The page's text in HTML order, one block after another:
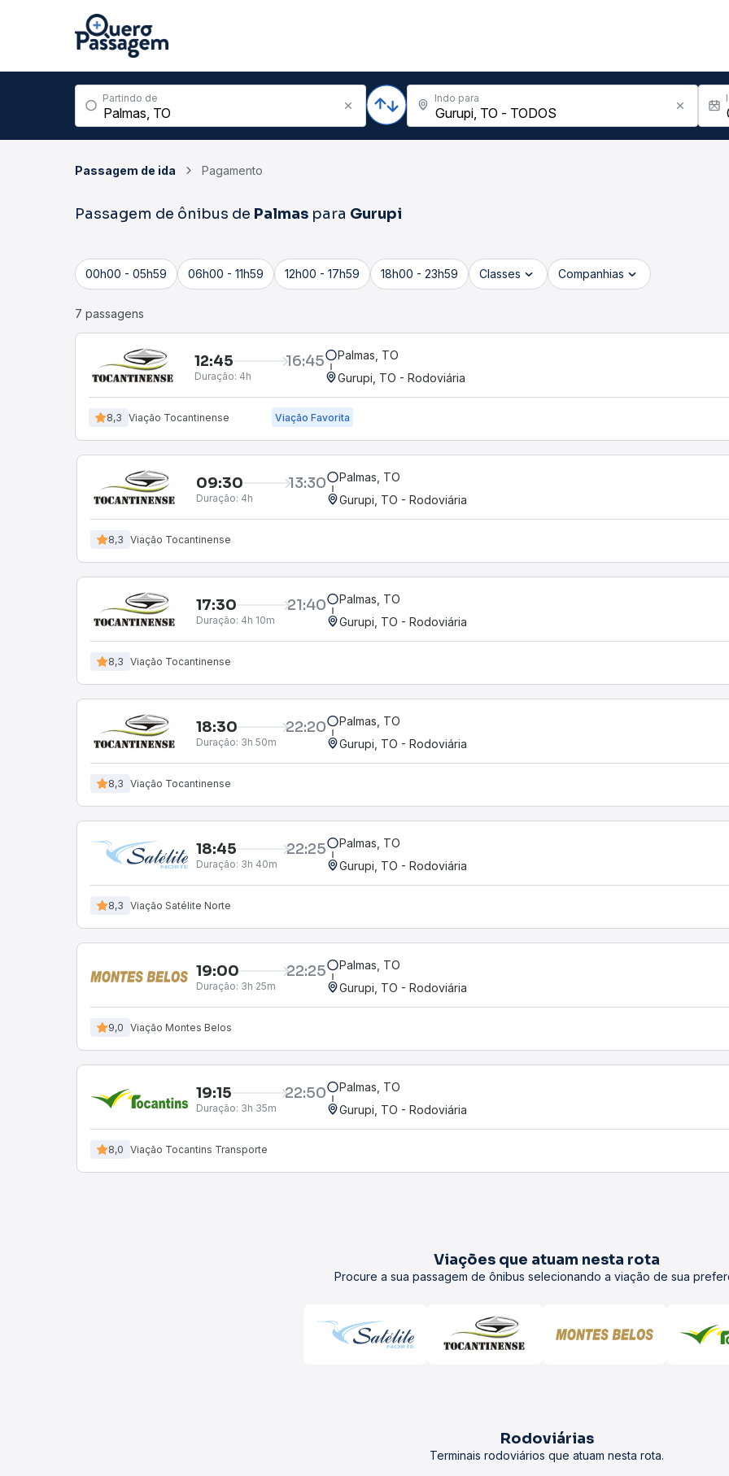
Partindo de Indo para
Passagem de ida Pagamento
Passagem de ônibus de Palmas para Gurupi
00h00 - 05h59 06h00 - 11h59 12h00 - 17h59 18h00 - 23h59 Classes Companhias
7 passagens
12:45 16:45
Duração: 4h
Palmas, TO
Gurupi, TO - Rodoviária
8,3 Viação Tocantinense Viação Favorita
09:30 13:30
Duração: 4h
Palmas, TO
Gurupi, TO - Rodoviária
8,3 Viação Tocantinense
17:30 21:40
Duração: 4h 10m
Palmas, TO
Gurupi, TO - Rodoviária
8,3 Viação Tocantinense
18:30 22:20
Duração: 3h 50m
Palmas, TO
Gurupi, TO - Rodoviária
8,3 Viação Tocantinense
18:45 22:25
Duração: 3h 40m
Palmas, TO
Gurupi, TO - Rodoviária
8,3 Viação Satélite Norte
19:00 22:25
Duração: 3h 25m
Palmas, TO
Gurupi, TO - Rodoviária
9,0 Viação Montes Belos
19:15 22:50
Duração: 3h 35m
Palmas, TO
Gurupi, TO - Rodoviária
8,0 Viação Tocantins Transporte
Viações que atuam nesta rota
Procure a sua passagem de ônibus selecionando a viação de sua
Rodoviárias
Terminais rodoviários que atuam nesta rota.